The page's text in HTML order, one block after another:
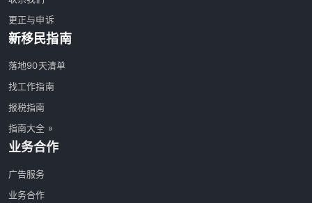
更正与申诉
新移民指南
落地90天清单
找工作指南
报税指南
指南大全 »
业务合作
广告服务
业务合作